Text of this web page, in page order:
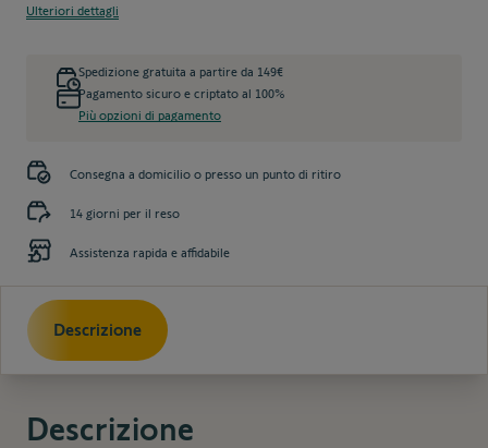
Ulteriori dettagli
Spedizione gratuita a partire da 149€
Pagamento sicuro e criptato al 100%
Più opzioni di pagamento
Consegna a domicilio o presso un punto di ritiro
14 giorni per il reso
Assistenza rapida e affidabile
Descrizione
Descrizione